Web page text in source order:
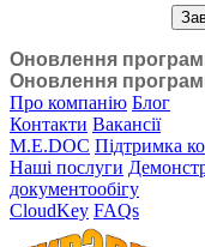
Оновлення
Оновлення
Про компанію Блог
Контакти Вакансії
M.E.DOC Підтримка
Наші послуги
документообігу
CloudKey FAQs